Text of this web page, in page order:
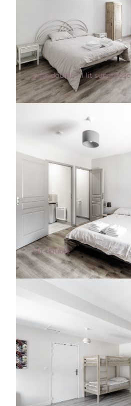
2 lits double / 1 lit superposé
1 lit double